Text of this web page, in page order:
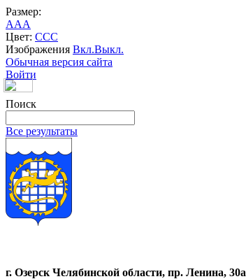
Размер:
AAA
Цвет: CCC
Изображения Вкл.Выкл.
Обычная версия сайта
Войти
Поиск
Все результаты
г. Озерск Челябинской области, пр. Ленина, 30а